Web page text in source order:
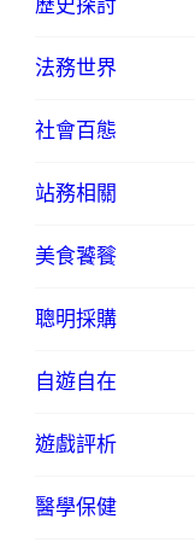
歷史探討
法務世界
社會百態
站務相關
美食饕餮
聰明採購
自遊自在
遊戲評析
醫學保健